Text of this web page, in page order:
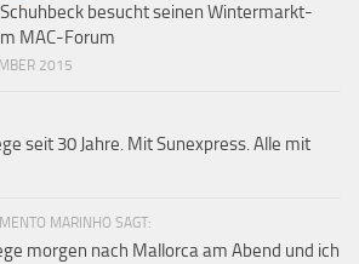
besucht seinen Wintermarkt-
MAC-Forum
2015
seit 30 Jahre. Mit Sunexpress. Alle mit
MARINHO SAGT:
morgen nach Mallorca am Abend und ich